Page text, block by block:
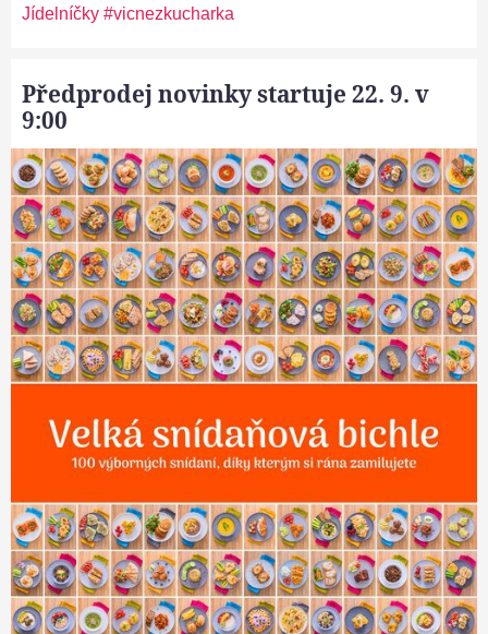
Jídelníčky #vicnezkucharka
Předprodej novinky startuje 22. 9. v
9:00